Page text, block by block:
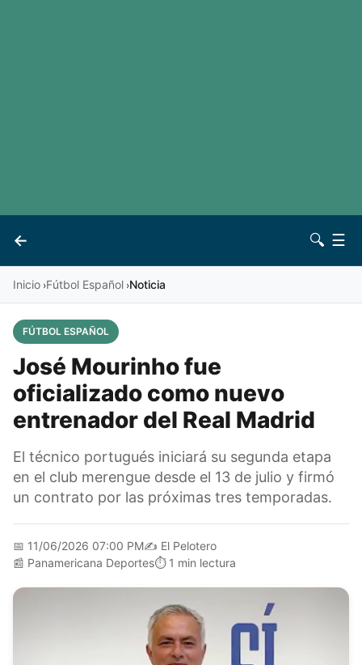
←
Vives 🔍 ☰
Inicio ›Fútbol Español ›Noticia
FÚTBOL ESPAÑOL
José Mourinho fue
oficializado como nuevo
entrenador del Real Madrid
El técnico portugués iniciará su segunda etapa
en el club merengue desde el 13 de julio y firmó
un contrato por las próximas tres temporadas.
📅 11/06/2026 07:00 PM✍️ El Pelotero
📰 Panamericana Deportes⏱️ 1 min lectura